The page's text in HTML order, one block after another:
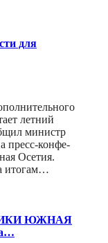
для
летний
министр
пресс-конфе-
Осетия.
итогам…
ЮЖНАЯ